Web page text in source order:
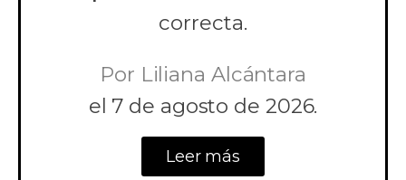
correcta.
Por Liliana Alcántara
el 7 de agosto de 2026.
Leer más